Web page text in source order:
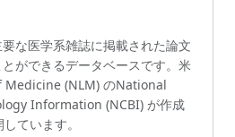
な医学系雑誌に掲載された論文
ができるデータベースです。米
(NLM) のNational
Information (NCBI) が作成
ています。